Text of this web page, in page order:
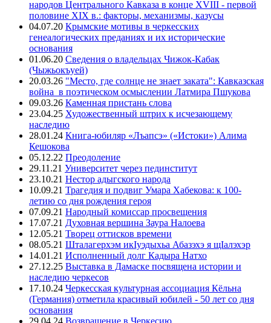
народов Центрального Кавказа в конце XVIII - первой
половине XIX в.: факторы, механизмы, казусы
04.07.20 Крымские мотивы в черкесских
генеалогических преданиях и их исторические
основания
01.06.20 Сведения о владельцах Чижок-Кабак
(Чыжьокъуей)
20.03.26 "Место, где солнце не знает заката": Кавказская
война в поэтическом осмыслении Латмира Пшукова
09.03.26 Каменная пристань слова
23.04.25 Художественный штрих к исчезающему
наследию
28.01.24 Книга-юбиляр «Лъапсэ» («Истоки») Алима
Кешокова
05.12.22 Преодоление
29.11.21 Университет через пединститут
23.10.21 Нестор адыгского народа
10.09.21 Трагедия и подвиг Умара Хабекова: к 100-
летию со дня рождения героя
07.09.21 Народный комиссар просвещения
17.07.21 Духовная вершина Заура Налоева
12.05.21 Творец оттисков времени
08.05.21 Шталагерхэм икIуэдыхьа Абазэхэ я щIалэхэр
14.01.21 Исполненный долг Кадыра Натхо
27.12.25 Выставка в Дамаске посвящена истории и
наследию черкесов
17.10.24 Черкесская культурная ассоциация Кёльна
(Германия) отметила красивый юбилей - 50 лет со дня
основания